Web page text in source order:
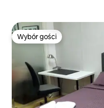
Wybór gości
Wybór gości